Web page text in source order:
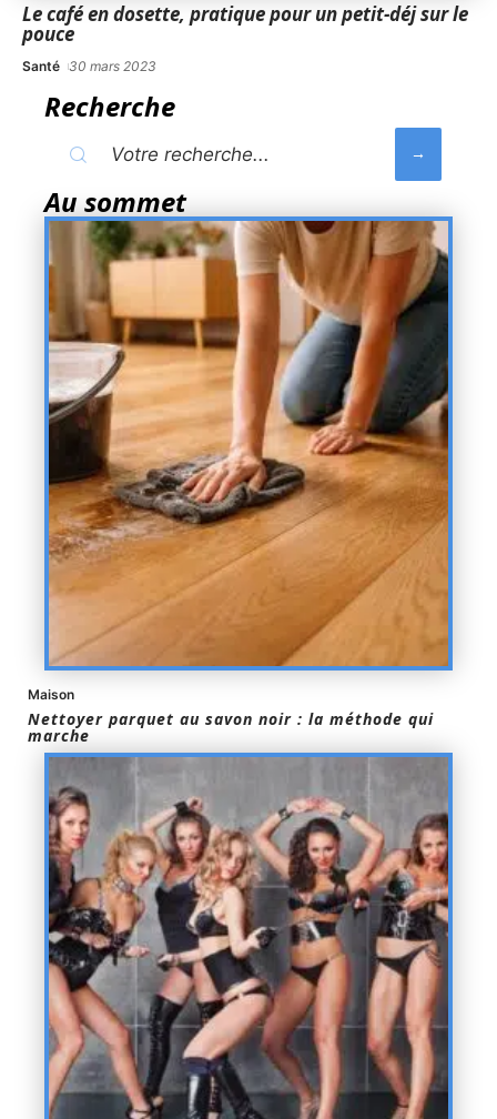
Le café en dosette, pratique pour un petit-déj sur le
pouce
Santé 30 mars 2023
Recherche
Au sommet
Maison
Nettoyer parquet au savon noir : la méthode qui
marche